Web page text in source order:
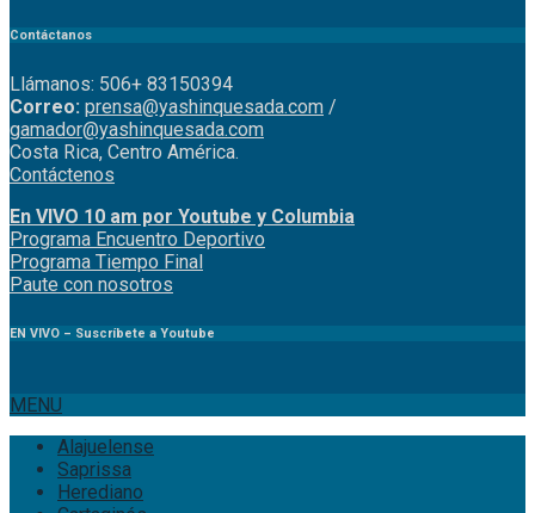
Contáctanos
Llámanos: 506+ 83150394
Correo: prensa@yashinquesada.com /
gamador@yashinquesada.com
Costa Rica, Centro América.
Contáctenos
En VIVO 10 am por Youtube y Columbia
Programa Encuentro Deportivo
Programa Tiempo Final
Paute con nosotros
EN VIVO – Suscríbete a Youtube
MENU
Alajuelense
Saprissa
Herediano